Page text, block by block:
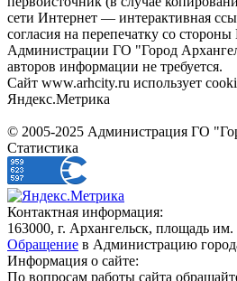
сети Интернет — интерактивная
согласия на перепечатку со
Администрации ГО "Город
авторов информации не требуется.
Сайт www.arhcity.ru использует
Яндекс.Метрика
© 2005-2025 Администрация ГО
Статистика
Контактная информация:
163000, г. Архангельск, площадь
Обращение в Администрацию
Информация о сайте:
По вопросам работы сайта